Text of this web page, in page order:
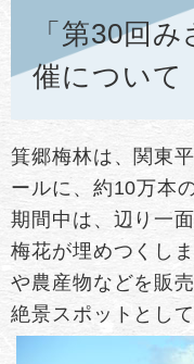
「第30回
催について
箕郷梅林は、関東
ールに、約10万本
期間中は、辺り一
梅花が埋めつくし
や農産物などを販
絶景スポットとし